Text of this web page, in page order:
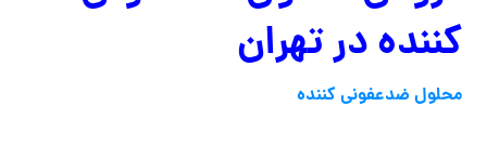
کننده در تهران
محلول ضدعفونی کننده